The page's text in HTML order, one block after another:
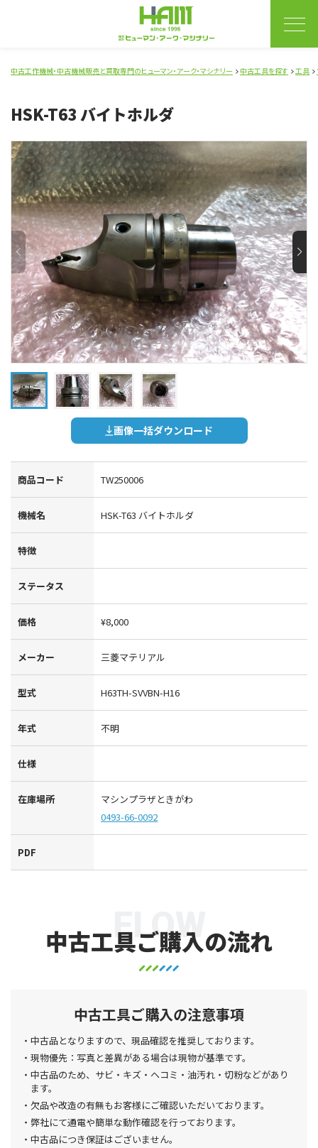
中古工作機械・中古機械販売と買取専門のヒューマン・アーク・マシナリー 中古工具を探す 工具
HSK-T63 バイトホルダ
画像一括ダウンロード
商品コード TW250006
機械名 HSK-T63 バイトホルダ
特徴
ステータス
価格 ¥8,000
メーカー 三菱マテリアル
型式 H63TH-SVVBN-H16
年式 不明
仕様
在庫場所
マシンプラザときがわ
0493-66-0092
PDF
中古工具ご購入の流れ
FLOW
中古工具ご購入の注意事項
中古品となりますので、現品確認を推奨しております。
現物優先：写真と差異がある場合は現物が基準です。
中古品のため、サビ・キズ・ヘコミ・油汚れ・切粉などがあり
ます。
欠品や改造の有無もお客様にご確認いただいております。
弊社にて通電や簡単な動作確認を行っております。
中古品につき保証はございません。